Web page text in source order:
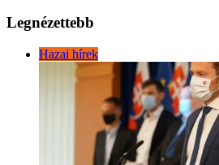
Legnézettebb
Hazai hírek